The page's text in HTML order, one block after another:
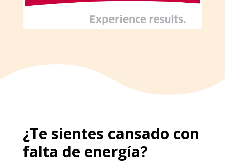
¿Te sientes cansado con
falta de energía?